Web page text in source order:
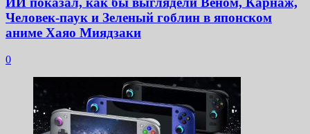
Человек-паук и Зеленый гоблин в японском
аниме Хаяо Миядзаки
0